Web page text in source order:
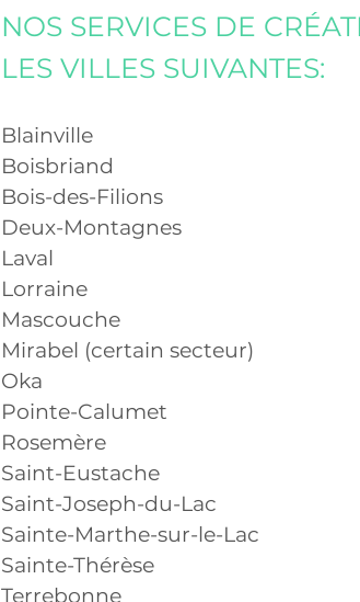
NOS SERVICES DE
LES VILLES SUIVANTES:
Blainville
Boisbriand
Bois-des-Filions
Deux-Montagnes
Laval
Lorraine
Mascouche
Mirabel (certain secteur)
Oka
Pointe-Calumet
Rosemère
Saint-Eustache
Saint-Joseph-du-Lac
Sainte-Marthe-sur-le-Lac
Sainte-Thérèse
Terrebonne